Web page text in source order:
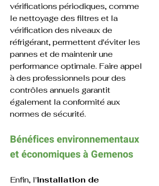
vérifications périodiques, comme
le nettoyage des filtres et la
vérification des niveaux de
réfrigérant, permettent d'éviter les
pannes et de maintenir une
performance optimale. Faire appel
à des professionnels pour des
contrôles annuels garantit
également la conformité aux
normes de sécurité.
Bénéfices environnementaux
et économiques à Gemenos
Enfin, l'installation de